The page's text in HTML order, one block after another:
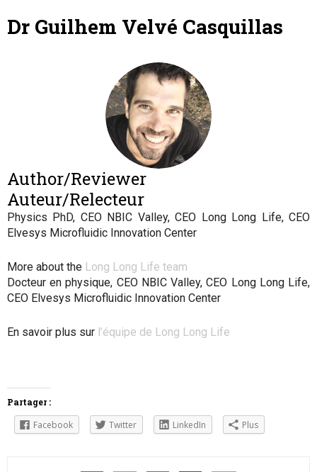
Dr Guilhem Velvé Casquillas
Author/Reviewer
Auteur/Relecteur
Physics PhD, CEO NBIC Valley, CEO Long Long Life, CEO
Elvesys Microfluidic Innovation Center
More about the Long Long Life team
Docteur en physique, CEO NBIC Valley, CEO Long Long Life,
CEO Elvesys Microfluidic Innovation Center
En savoir plus sur l’équipe de Long Long Life
Partager :
Facebook Twitter LinkedIn Plus